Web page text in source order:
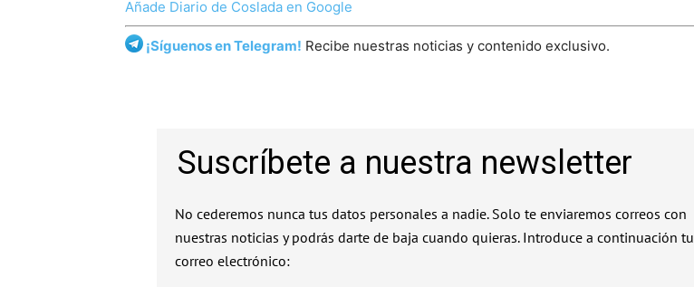
Añade Diario de Coslada en Google
¡Síguenos en Telegram! Recibe nuestras noticias y contenido exclusivo.
Suscríbete a nuestra newsletter
No cederemos nunca tus datos personales a nadie. Solo te enviaremos correos con
nuestras noticias y podrás darte de baja cuando quieras. Introduce a continuación tu
correo electrónico: